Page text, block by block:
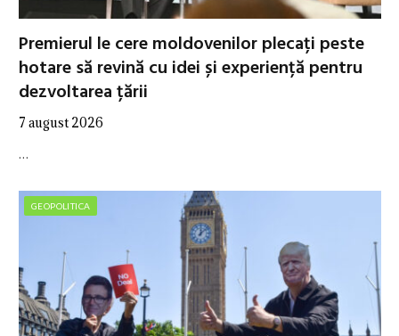
Premierul le cere moldovenilor plecați peste
hotare să revină cu idei și experiență pentru
dezvoltarea țării
7 august 2026
…
GEOPOLITICA